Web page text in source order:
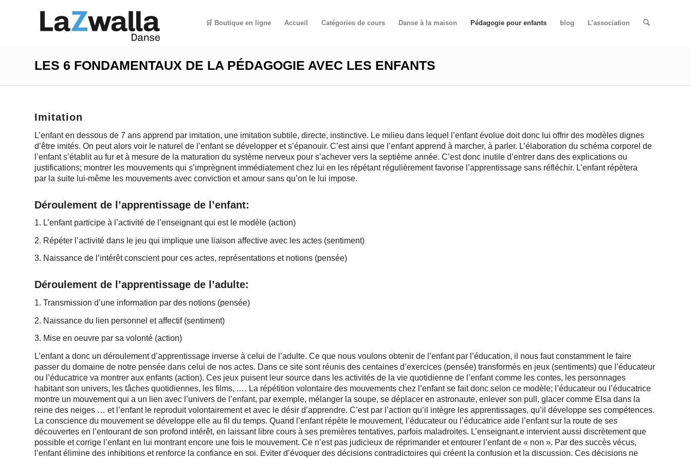
🛒 Boutique en ligne Accueil Catégories de cours Danse à la maison Pédagogie pour enfants blog L’association
LES 6 FONDAMENTAUX DE LA PÉDAGOGIE AVEC LES ENFANTS
Imitation
L’enfant en dessous de 7 ans apprend par imitation, une imitation subtile, directe, instinctive. Le milieu dans lequel l’enfant évolue doit donc lui offrir des modèles dignes
d’être imités. On peut alors voir le naturel de l’enfant se développer et s’épanouir. C’est ainsi que l’enfant apprend à marcher, à parler. L’élaboration du schéma corporel de
l’enfant s’établit au fur et à mesure de la maturation du système nerveux pour s’achever vers la septième année. C’est donc inutile d’entrer dans des explications ou
justifications; montrer les mouvements qui s’imprègnent immédiatement chez lui en les répétant régulièrement favorise l’apprentissage sans réfléchir. L’enfant répètera
par la suite lui-même les mouvements avec conviction et amour sans qu’on le lui impose.
Déroulement de l’apprentissage de l’enfant:
1. L’enfant participe à l’activité de l’enseignant qui est le modèle (action)
2. Répéter l’activité dans le jeu qui implique une liaison affective avec les actes (sentiment)
3. Naissance de l’intérêt conscient pour ces actes, représentations et notions (pensée)
Déroulement de l’apprentissage de l’adulte:
1. Transmission d’une information par des notions (pensée)
2. Naissance du lien personnel et affectif (sentiment)
3. Mise en oeuvre par sa volonté (action)
L’enfant a donc un déroulement d’apprentissage inverse à celui de l’adulte. Ce que nous voulons obtenir de l’enfant par l’éducation, il nous faut constamment le faire
passer du domaine de notre pensée dans celui de nos actes. Dans ce site sont réunis des centaines d’exercices (pensée) transformés en jeux (sentiments) que l’éducateur
ou l’éducatrice va montrer aux enfants (action). Ces jeux puisent leur source dans les activités de la vie quotidienne de l’enfant comme les contes, les personnages
habitant son univers, les tâches quotidiennes, les films, .… La répétition volontaire des mouvements chez l’enfant se fait donc selon ce modèle; l’éducateur ou l’éducatrice
montre un mouvement qui a un lien avec l’univers de l’enfant, par exemple, mélanger la soupe, se déplacer en astronaute, enlever son pull, glacer comme Elsa dans la
reine des neiges … et l’enfant le reproduit volontairement et avec le désir d’apprendre. C’est par l’action qu’il intègre les apprentissages, qu’il développe ses compétences.
La conscience du mouvement se développe elle au fil du temps. Quand l’enfant répète le mouvement, l’éducateur ou l’éducatrice aide l’enfant sur la route de ses
découvertes en l’entourant de son profond intérêt, en laissant libre cours à ses premières tentatives, parfois maladroites. L’enseignant.e intervient aussi discrètement que
possible et corrige l’enfant en lui montrant encore une fois le mouvement. Ce n’est pas judicieux de réprimander et entourer l’enfant de « non ». Par des succès vécus,
l’enfant élimine des inhibitions et renforce la confiance en soi. Eviter d’évoquer des décisions contradictoires qui créent la confusion et la discussion. Ces décisions ne